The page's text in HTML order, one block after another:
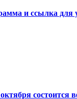
и ссылка для
состоится